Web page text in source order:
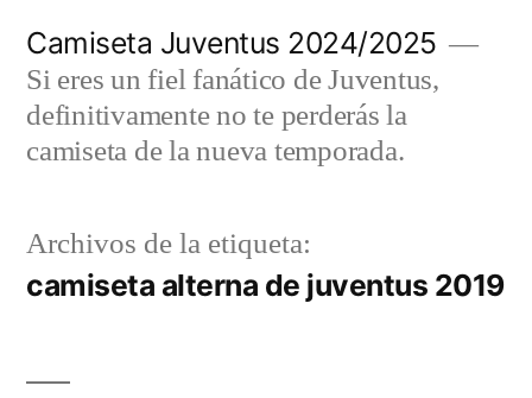
contenido
Camiseta Juventus 2024/2025
Si eres un fiel fanático de Juventus,
definitivamente no te perderás la
camiseta de la nueva temporada.
Archivos de la etiqueta:
camiseta alterna de juventus 2019